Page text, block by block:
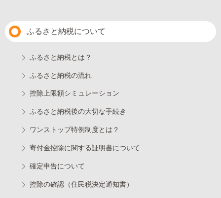
ふるさと納税について
ふるさと納税とは？
ふるさと納税の流れ
控除上限額シミュレーション
ふるさと納税後の大切な手続き
ワンストップ特例制度とは？
寄付金控除に関する証明書について
確定申告について
控除の確認（住民税決定通知書）